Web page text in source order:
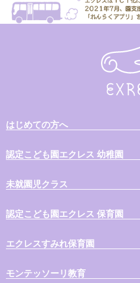
はじめての方へ
認定こども園エクレス 幼稚園
未就園児クラス
認定こども園エクレス 保育園
エクレスすみれ保育園
モンテッソーリ教育